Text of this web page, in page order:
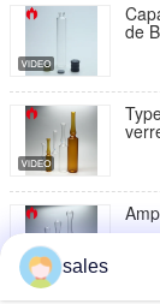
de
sales